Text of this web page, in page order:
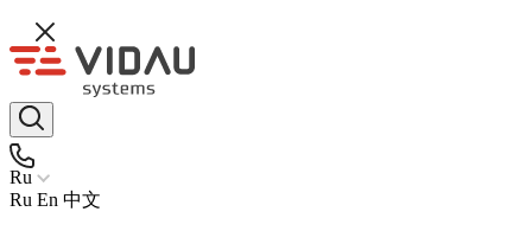
Ru
Ru En 中文